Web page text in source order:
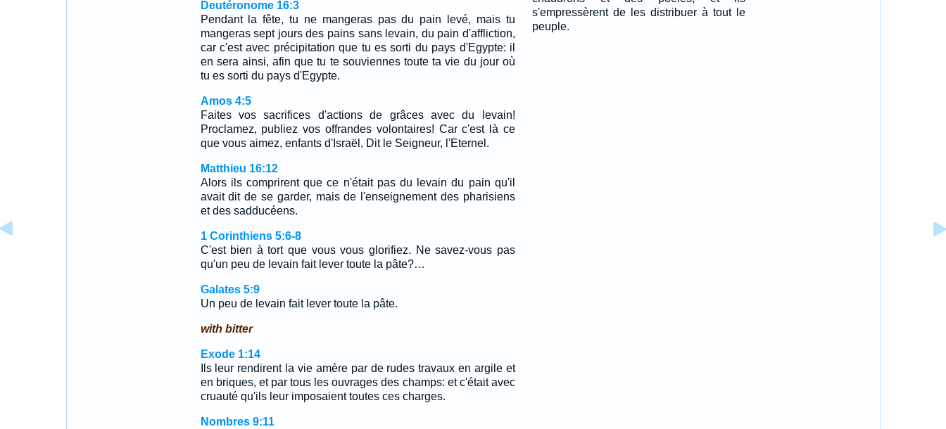
Deutéronome 16:3
Pendant la fête, tu ne mangeras pas du pain levé, mais tu
mangeras sept jours des pains sans levain, du pain d'affliction,
car c'est avec précipitation que tu es sorti du pays d'Egypte: il
en sera ainsi, afin que tu te souviennes toute ta vie du jour où
tu es sorti du pays d'Egypte.
Amos 4:5
Faites vos sacrifices d'actions de grâces avec du levain!
Proclamez, publiez vos offrandes volontaires! Car c'est là ce
que vous aimez, enfants d'Israël, Dit le Seigneur, l'Eternel.
Matthieu 16:12
Alors ils comprirent que ce n'était pas du levain du pain qu'il
avait dit de se garder, mais de l'enseignement des pharisiens
et des sadducéens.
1 Corinthiens 5:6-8
C'est bien à tort que vous vous glorifiez. Ne savez-vous pas
qu'un peu de levain fait lever toute la pâte?…
Galates 5:9
Un peu de levain fait lever toute la pâte.
with bitter
Exode 1:14
Ils leur rendirent la vie amère par de rudes travaux en argile et
en briques, et par tous les ouvrages des champs: et c'était avec
cruauté qu'ils leur imposaient toutes ces charges.
Nombres 9:11
s'empressèrent de les distribuer à tout le
peuple.